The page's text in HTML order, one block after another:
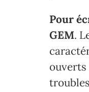
Pour
GEM.
ouverts